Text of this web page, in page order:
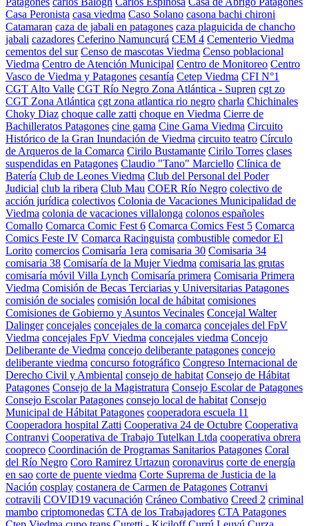
Casa Peronista casa viedma Caso Solano casona bachi chironi
Catamaran caza de jabali en patagones caza plaguicida de chancho
jabali cazadores Ceferino Namuncurá CEM 4 Cementerio Viedma
cementos del sur Censo de mascotas Viedma Censo poblacional
Viedma Centro de Atención Municipal Centro de Monitoreo Centro
Vasco de Viedma y Patagones cesantía Cetep Viedma CFI N°1
CGT Alto Valle CGT Río Negro Zona Atlántica - Supren cgt zo
CGT Zona Atlántica cgt zona atlantica rio negro charla Chichinales
Choky Diaz choque calle zatti choque en Viedma Cierre de
Bachilleratos Patagones cine gama Cine Gama Viedma Circuito
Histórico de la Gran Inundación de Viedma circuito teatro Círculo
de Arqueros de la Comarca Cirilo Bustamante Cirilo Torres clases
suspendidas en Patagones Claudio "Tano" Marciello Clínica de
Batería Club de Leones Viedma Club del Personal del Poder
Judicial club la ribera Club Mau COER Río Negro colectivo de
acción jurídica colectivos Colonia de Vacaciones Municipalidad de
Viedma colonia de vacaciones villalonga colonos españoles
Comallo Comarca Comic Fest 6 Comarca Comics Fest 5 Comarca
Comics Feste IV Comarca Racinguista combustible comedor El
Lorito comercios Comisaría 1era comisaria 30 Comisaria 34
comisaria 38 Comisaría de la Mujer Viedma comisaria las grutas
comisaría móvil Villa Lynch Comisaría primera Comisaria Primera
Viedma Comisión de Becas Terciarias y Universitarias Patagones
comisión de sociales comisión local de hábitat comisiones
Comisiones de Gobierno y Asuntos Vecinales Concejal Walter
Dalinger concejales concejales de la comarca concejales del FpV
Viedma concejales FpV Viedma concejales viedma Concejo
Deliberante de Viedma concejo deliberante patagones concejo
deliberante viedma concurso fotográfico Congreso Internacional de
Derecho Civil y Ambiental consejo de habitat Consejo de Hábitat
Patagones Consejo de la Magistratura Consejo Escolar de Patagones
Consejo Escolar Patagones consejo local de habitat Consejo
Municipal de Hábitat Patagones cooperadora escuela 11
Cooperadora hospital Zatti Cooperativa 24 de Octubre Cooperativa
Contranvi Cooperativa de Trabajo Tutelkan Ltda cooperativa obrera
coopreco Coordinación de Programas Sanitarios Patagones Coral
del Río Negro Coro Ramirez Urtazun coronavirus corte de energía
en sao corte de puente viedma Corte Suprema de Justicia de la
Nación cosplay costanera de Carmen de Patagones Cotranvi
cotravili COVID19 vacunación Cráneo Combativo Creed 2 criminal
mambo criptomonedas CTA de los Trabajadores CTA Patagones